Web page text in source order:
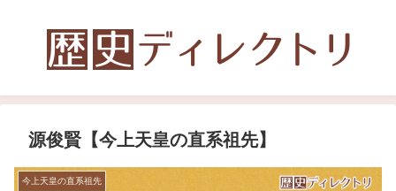
源俊賢【今上天皇の直系祖先】
今上天皇の直系祖先